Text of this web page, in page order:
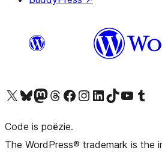
Bezoek ons X (voorheen Twitter) account
Bezoek ons Bluesky account
Bezoek ons Mastodon account
Bezoek ons Threads account
Onze Facebook pagina bezoeken
Bezoek ons Instagram account
Bezoek ons LinkedIn account
Bezoek ons TikTok account
Bezoek ons YouTube kanaal
Bezoek ons
Code is poëzie.
The WordPress® trademark is the